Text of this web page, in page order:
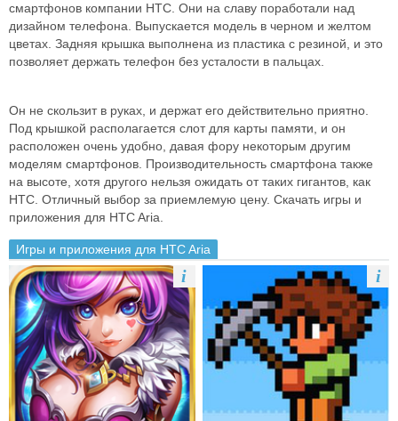
смартфонов компании НТС. Они на славу поработали над
дизайном телефона. Выпускается модель в черном и желтом
цветах. Задняя крышка выполнена из пластика с резиной, и это
позволяет держать телефон без усталости в пальцах.
Он не скользит в руках, и держат его действительно приятно.
Под крышкой располагается слот для карты памяти, и он
расположен очень удобно, давая фору некоторым другим
моделям смартфонов. Производительность смартфона также
на высоте, хотя другого нельзя ожидать от таких гигантов, как
НТС. Отличный выбор за приемлемую цену. Скачать игры и
приложения для HTC Aria.
Игры и приложения для HTC Aria
i i